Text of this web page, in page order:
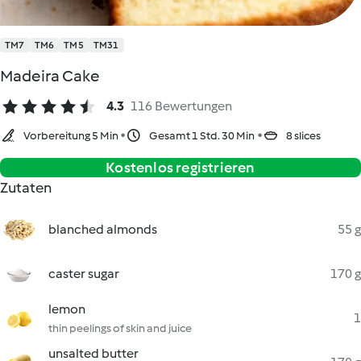
TM7 TM6 TM5 TM31
Madeira Cake
4.3 116 Bewertungen
Vorbereitung 5 Min Gesamt 1 Std. 30 Min 8 slices
Kostenlos registrieren
Zutaten
blanched almonds 55 g
caster sugar 170 g
lemon
thin peelings of skin and juice
1
unsalted butter